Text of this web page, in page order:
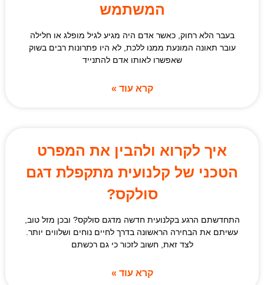
המשתמש
בעבר הלא רחוק, כאשר אדם היה מגיע לגיל מופלג או חלילה
עובר תאונה המונעת ממנו ללכת, לא היו פתרונות רבים בשוק
שאפשרו לאותו אדם להתנייד
קרא עוד »
איך לקרוא ולהבין את המפרט
הטכני של קלנועית מתקפלת דגם
סולקס?
התחדשתם הרגע בקלנועית חדשה מדגם סולקס? ובכן מזל טוב,
עשיתם את הבחירה הראשונה בדרך לחיים נוחים ושלווים יותר.
לצד זאת, חשוב לזכור כי גם רכשתם
קרא עוד »